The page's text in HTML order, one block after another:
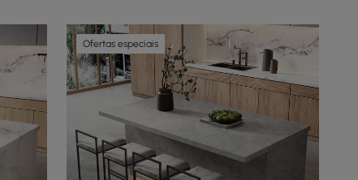
Ofertas especiais